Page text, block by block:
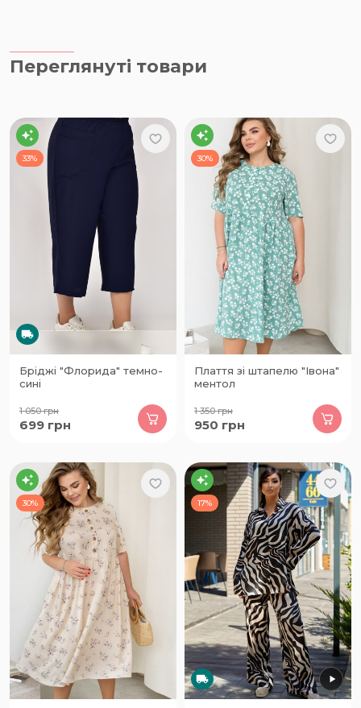
Переглянуті товари
33%
Бріджі "Флорида" темно-
сині
1 050грн
699 грн
30%
Плаття зі штапелю "Івона"
ментол
1 350грн
950 грн
30% 17%